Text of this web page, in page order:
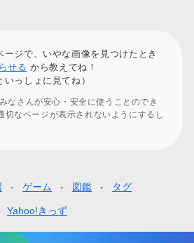
ージで、いやな画像を見つけたとき
せる から教えてね！
いっしょに見てね）
なさんが安心・安全に使うことのでき
切なページが表示されないようにするし
ゲーム 図鑑 タグ
Yahoo!きっず